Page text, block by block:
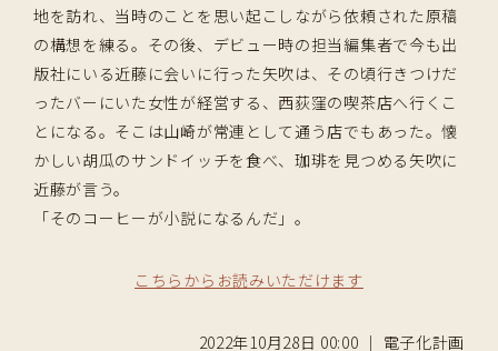
地を訪れ、当時のことを思い起こしながら依頼された原稿
の構想を練る。その後、デビュー時の担当編集者で今も出
版社にいる近藤に会いに行った矢吹は、その頃行きつけだ
ったバーにいた女性が経営する、西荻窪の喫茶店へ行くこ
とになる。そこは山崎が常連として通う店でもあった。懐
かしい胡瓜のサンドイッチを食べ、珈琲を見つめる矢吹に
近藤が言う。
「そのコーヒーが小説になるんだ」。
こちらからお読みいただけます
2022年10月28日 00:00 ｜ 電子化計画